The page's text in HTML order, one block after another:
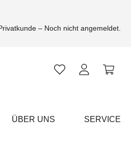
– Noch nicht angemeldet.
Ihr Konto
ÜBER UNS SERVICE